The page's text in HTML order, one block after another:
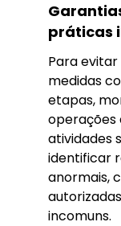
práticas
Para
medidas
etapas,
operações
atividades
identificar
anormais,
incomuns.